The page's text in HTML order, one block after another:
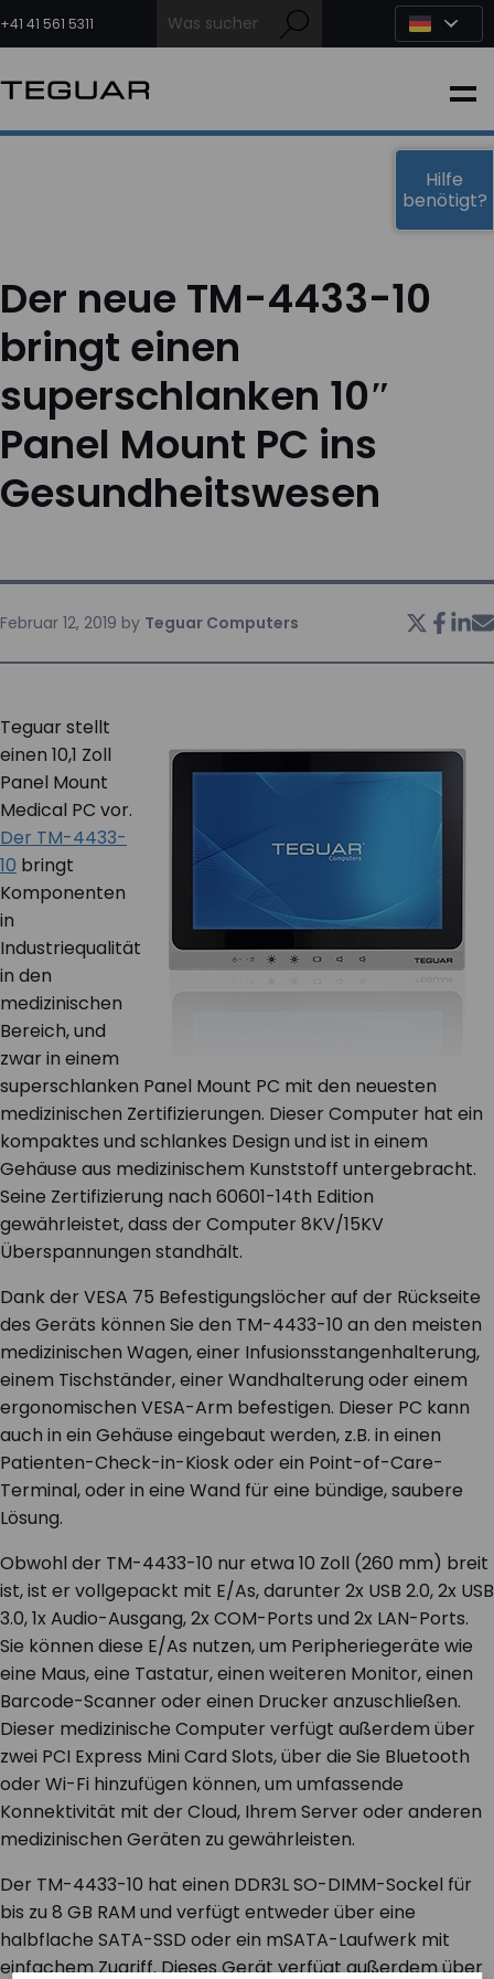
Inhalt
springen
+41 41 561 5311
INDUSTRIE
OEM LÖSUNGEN
DIENSTLEISTUNGEN & SUPPORT
Der neue TM-4433-10
bringt einen
superschlanken 10″
Panel Mount PC ins
Gesundheitswesen
Februar 12, 2019 by Teguar Computers
Teguar stellt
einen 10,1 Zoll
Panel Mount
Medical PC vor.
Der TM-4433-
10 bringt
Komponenten
in
Industriequalität
in den
medizinischen
Bereich, und
zwar in einem
superschlanken Panel Mount PC mit den neuesten
medizinischen Zertifizierungen. Dieser Computer hat ein
kompaktes und schlankes Design und ist in einem
Gehäuse aus medizinischem Kunststoff untergebracht.
Seine Zertifizierung nach 60601-14th Edition
gewährleistet, dass der Computer 8KV/15KV
Überspannungen standhält.
Dank der VESA 75 Befestigungslöcher auf der Rückseite
des Geräts können Sie den TM-4433-10 an den meisten
medizinischen Wagen, einer Infusionsstangenhalterung,
einem Tischständer, einer Wandhalterung oder einem
ergonomischen VESA-Arm befestigen. Dieser PC kann
auch in ein Gehäuse eingebaut werden, z.B. in einen
Patienten-Check-in-Kiosk oder ein Point-of-Care-
Terminal, oder in eine Wand für eine bündige, saubere
Lösung.
Obwohl der TM-4433-10 nur etwa 10 Zoll (260 mm) breit
ist, ist er vollgepackt mit E/As, darunter 2x USB 2.0, 2x USB
3.0, 1x Audio-Ausgang, 2x COM-Ports und 2x LAN-Ports.
Sie können diese E/As nutzen, um Peripheriegeräte wie
eine Maus, eine Tastatur, einen weiteren Monitor, einen
Barcode-Scanner oder einen Drucker anzuschließen.
Dieser medizinische Computer verfügt außerdem über
zwei PCI Express Mini Card Slots, über die Sie Bluetooth
oder Wi-Fi hinzufügen können, um umfassende
Konnektivität mit der Cloud, Ihrem Server oder anderen
medizinischen Geräten zu gewährleisten.
Der TM-4433-10 hat einen DDR3L SO-DIMM-Sockel für
bis zu 8 GB RAM und verfügt entweder über eine
halbflache SATA-SSD oder ein mSATA-Laufwerk mit
einfachem Zugriff. Dieses Gerät verfügt außerdem über
Hilfe
benötigt?